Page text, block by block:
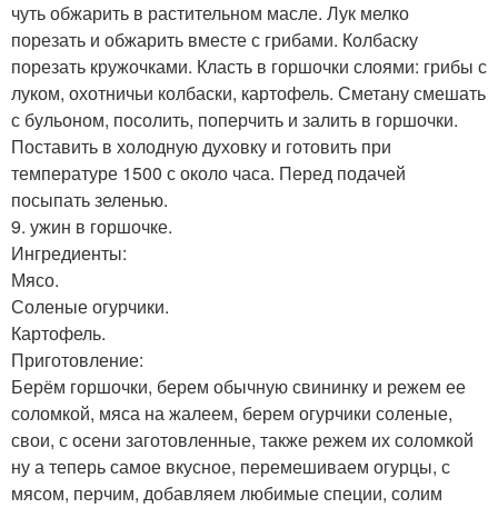
чуть обжарить в растительном масле. Лук мелко
порезать и обжарить вместе с грибами. Колбаску
порезать кружочками. Класть в горшочки слоями: грибы с
луком, охотничьи колбаски, картофель. Сметану смешать
с бульоном, посолить, поперчить и залить в горшочки.
Поставить в холодную духовку и готовить при
температуре 1500 с около часа. Перед подачей
посыпать зеленью.
9. ужин в горшочке.
Ингредиенты:
Мясо.
Соленые огурчики.
Картофель.
Приготовление:
Берём горшочки, берем обычную свининку и режем ее
соломкой, мяса на жалеем, берем огурчики соленые,
свои, с осени заготовленные, также режем их соломкой
ну а теперь самое вкусное, перемешиваем огурцы, с
мясом, перчим, добавляем любимые специи, солим